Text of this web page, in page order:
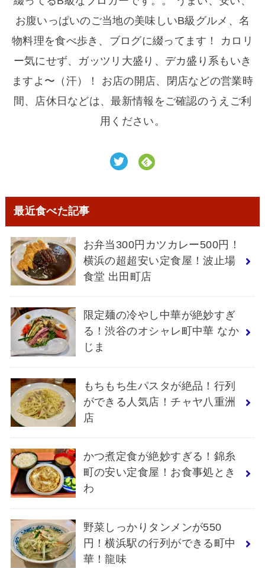
お腹いっぱいのご当地の美味しいB級グルメ、名
物料理を食べ歩き、ブログに綴ってます！ カロリ
ー気にせず、ガッツリ大盛り、デカ盛り系もいき
ますよ〜（汗）！ お店の開店、閉店などの営業時
間、店休日などは、最新情報をご確認のうえご利
用ください。
最近食べた記事
お弁当300円カツカレー500円！
横浜の超超安い定食屋！波止場
食堂 出田町店
限定麺の冷やし中華が絶妙すぎ
る！渋谷のオシャレ町中華 なか
じま
もちもち生パスタが絶品！行列
ができる人気店！チャヤ八重洲
店
かつ煮定食が絶妙すぎる！錦糸
町の安い定食屋！お食事処とき
わ
野菜しっかりタンメンが550
円！横浜駅の行列ができる町中
華！龍味